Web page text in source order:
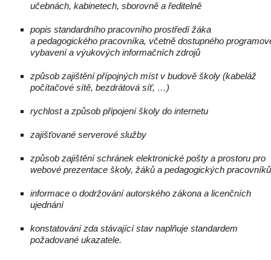
učebnách, kabinetech, sborovně a ředitelně
popis standardního pracovního prostředí žáka
a pedagogického pracovníka, včetně dostupného
vybavení a výukových informačních zdrojů
způsob zajištění přípojných míst v budově školy (kabeláž
počítačové sítě, bezdrátová síť, …)
rychlost a způsob připojení školy do internetu
zajišťované serverové služby
způsob zajištění schránek elektronické pošty a prostoru pro
webové prezentace školy, žáků a pedagogických pracovníků
informace o dodržování autorského zákona a licenčních
ujednání
konstatování zda stávající stav naplňuje standardem
požadované ukazatele.